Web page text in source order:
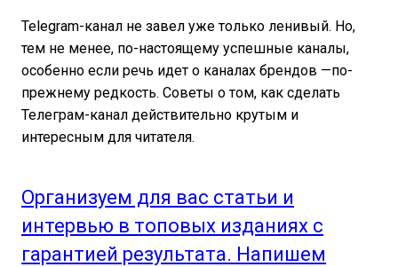
Telegram-канал не завел уже только ленивый. Но,
тем не менее, по-настоящему успешные каналы,
особенно если речь идет о каналах брендов —по-
прежнему редкость. Советы о том, как сделать
Телеграм-канал действительно крутым и
интересным для читателя.
Организуем для вас статьи и
интервью в топовых изданиях с
гарантией результата. Напишем